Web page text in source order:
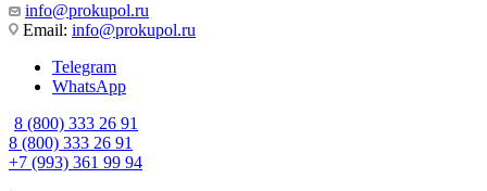
info@prokupol.ru
Email: info@prokupol.ru
Telegram
WhatsApp
8 (800) 333 26 91
8 (800) 333 26 91
+7 (993) 361 99 94